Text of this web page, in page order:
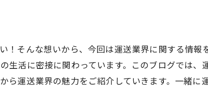
！そんな想いから、今回は運送業界に関する情
生活に密接に関わっています。このブログでは
ら運送業界の魅力をご紹介していきます。一緒に